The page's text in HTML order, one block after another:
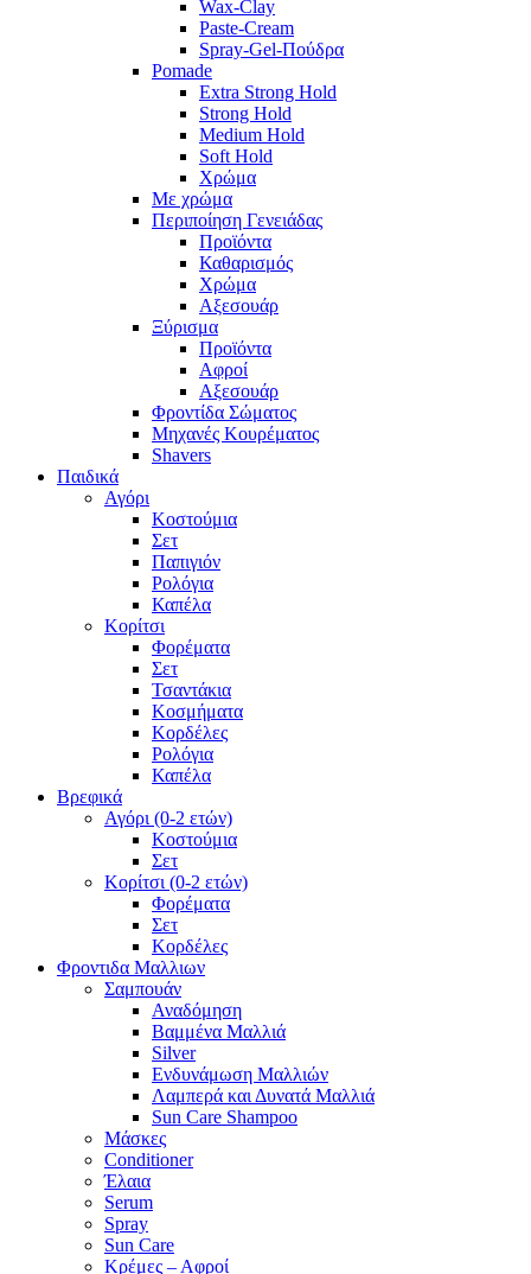
Wax-Clay
Paste-Cream
Spray-Gel-Πούδρα
Pomade
Extra Strong Hold
Strong Hold
Medium Hold
Soft Hold
Χρώμα
Με χρώμα
Περιποίηση Γενειάδας
Προϊόντα
Καθαρισμός
Χρώμα
Αξεσουάρ
Ξύρισμα
Προϊόντα
Αφροί
Αξεσουάρ
Φροντίδα Σώματος
Μηχανές Κουρέματος
Shavers
Παιδικά
Αγόρι
Κοστούμια
Σετ
Παπιγιόν
Ρολόγια
Καπέλα
Κορίτσι
Φορέματα
Σετ
Τσαντάκια
Κοσμήματα
Κορδέλες
Ρολόγια
Καπέλα
Βρεφικά
Αγόρι (0-2 ετών)
Κοστούμια
Σετ
Κορίτσι (0-2 ετών)
Φορέματα
Σετ
Κορδέλες
Φροντιδα Μαλλιων
Σαμπουάν
Αναδόμηση
Βαμμένα Μαλλιά
Silver
Ενδυνάμωση Μαλλιών
Λαμπερά και Δυνατά Μαλλιά
Sun Care Shampoo
Μάσκες
Conditioner
Έλαια
Serum
Spray
Sun Care
Κρέμες – Αφροί